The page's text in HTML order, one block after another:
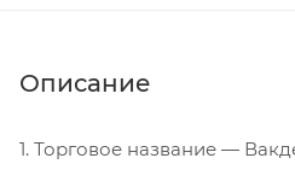
Описание
1. Торговое название —